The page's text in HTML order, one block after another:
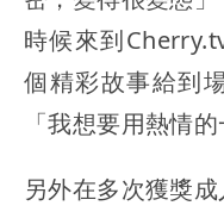
時候來到
個精彩故事給到
「我想要用熱情
另外在多次獲獎